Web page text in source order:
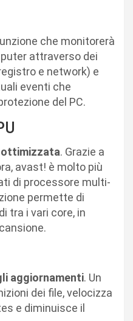
che monitorerà
attraverso dei
e network) e
eventi che
del PC.
. Grazie a
avast! è molto più
di processore multi-
permette di
tra i vari core, in
aggiornamenti. Un
dei file, velocizza
e diminuisce il